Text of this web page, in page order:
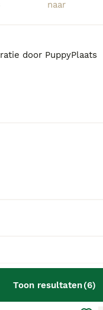
door PuppyPlaats
Toon resultaten(6)